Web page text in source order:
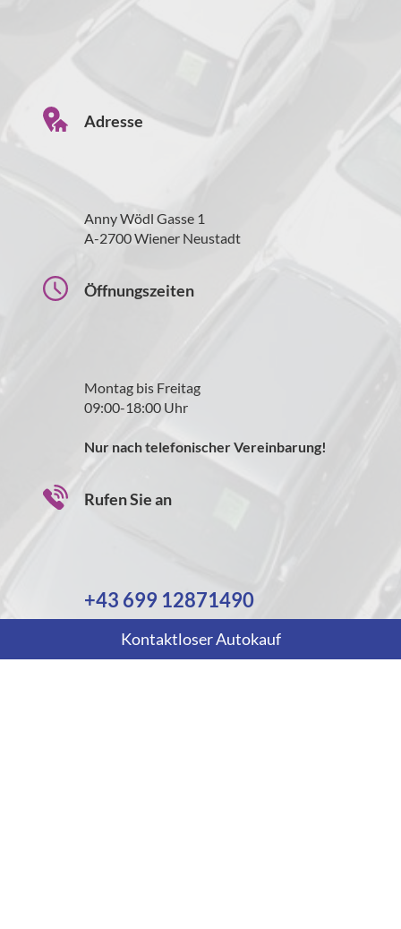
Kontaktloser Autokauf
Adresse
Anny Wödl Gasse 1
A-2700 Wiener Neustadt
Öffnungszeiten
Montag bis Freitag
09:00-18:00 Uhr
Nur nach telefonischer Vereinbarung!
Rufen Sie an
+43 699 12871490
Wie können wir Ihnen helfen?